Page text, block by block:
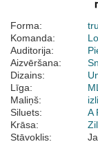
Forma:
Komanda:
Auditorija:
Aizvēršana:
Dizains:
Līga:
Maliņš:
Siluets:
A
Krāsa:
Stāvoklis: